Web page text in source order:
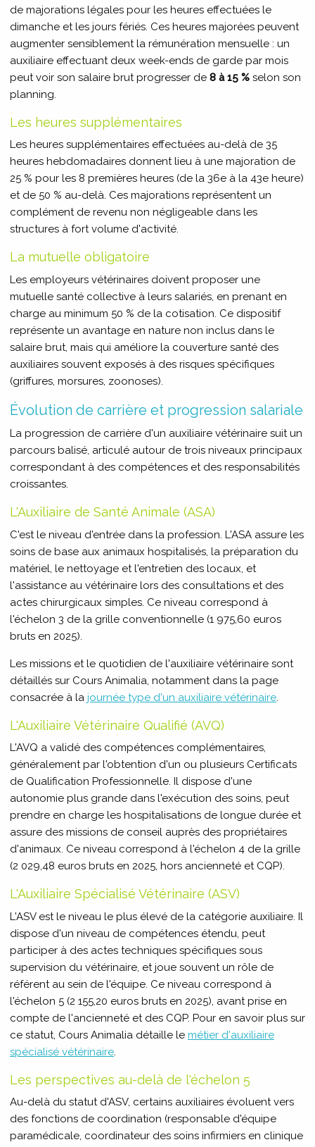
de majorations légales pour les heures effectuées le
dimanche et les jours fériés. Ces heures majorées peuvent
augmenter sensiblement la rémunération mensuelle : un
auxiliaire effectuant deux week-ends de garde par mois
peut voir son salaire brut progresser de 8 à 15 % selon son
planning.
Les heures supplémentaires
Les heures supplémentaires effectuées au-delà de 35
heures hebdomadaires donnent lieu à une majoration de
25 % pour les 8 premières heures (de la 36e à la 43e heure)
et de 50 % au-delà. Ces majorations représentent un
complément de revenu non négligeable dans les
structures à fort volume d'activité.
La mutuelle obligatoire
Les employeurs vétérinaires doivent proposer une
mutuelle santé collective à leurs salariés, en prenant en
charge au minimum 50 % de la cotisation. Ce dispositif
représente un avantage en nature non inclus dans le
salaire brut, mais qui améliore la couverture santé des
auxiliaires souvent exposés à des risques spécifiques
(griffures, morsures, zoonoses).
Évolution de carrière et progression salariale
La progression de carrière d'un auxiliaire vétérinaire suit un
parcours balisé, articulé autour de trois niveaux principaux
correspondant à des compétences et des responsabilités
croissantes.
L'Auxiliaire de Santé Animale (ASA)
C'est le niveau d'entrée dans la profession. L'ASA assure les
soins de base aux animaux hospitalisés, la préparation du
matériel, le nettoyage et l'entretien des locaux, et
l'assistance au vétérinaire lors des consultations et des
actes chirurgicaux simples. Ce niveau correspond à
l'échelon 3 de la grille conventionnelle (1 975,60 euros
bruts en 2025).
Les missions et le quotidien de l'auxiliaire vétérinaire sont
détaillés sur Cours Animalia, notamment dans la page
consacrée à la journée type d'un auxiliaire vétérinaire.
L'Auxiliaire Vétérinaire Qualifié (AVQ)
L'AVQ a validé des compétences complémentaires,
généralement par l'obtention d'un ou plusieurs Certificats
de Qualification Professionnelle. Il dispose d'une
autonomie plus grande dans l'exécution des soins, peut
prendre en charge les hospitalisations de longue durée et
assure des missions de conseil auprès des propriétaires
d'animaux. Ce niveau correspond à l'échelon 4 de la grille
(2 029,48 euros bruts en 2025, hors ancienneté et CQP).
L'Auxiliaire Spécialisé Vétérinaire (ASV)
L'ASV est le niveau le plus élevé de la catégorie auxiliaire. Il
dispose d'un niveau de compétences étendu, peut
participer à des actes techniques spécifiques sous
supervision du vétérinaire, et joue souvent un rôle de
référent au sein de l'équipe. Ce niveau correspond à
l'échelon 5 (2 155,20 euros bruts en 2025), avant prise en
compte de l'ancienneté et des CQP. Pour en savoir plus sur
ce statut, Cours Animalia détaille le métier d'auxiliaire
spécialisé vétérinaire.
Les perspectives au-delà de l'échelon 5
Au-delà du statut d'ASV, certains auxiliaires évoluent vers
des fonctions de coordination (responsable d'équipe
paramédicale, coordinateur des soins infirmiers en clinique